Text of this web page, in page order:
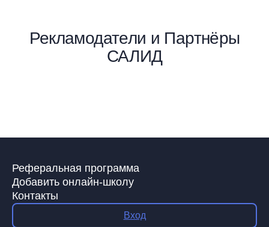
Рекламодатели и Партнёры
САЛИД
Реферальная программа
Добавить онлайн-школу
Контакты
Вход